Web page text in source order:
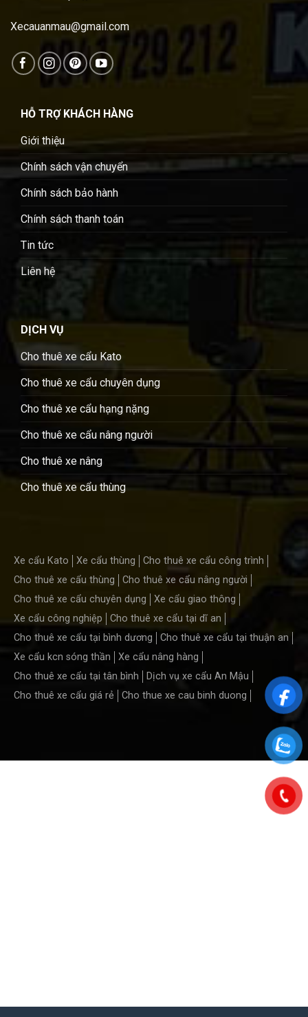
Xecauanmau@gmail.com
HỖ TRỢ KHÁCH HÀNG
Giới thiệu
Chính sách vận chuyển
Chính sách bảo hành
Chính sách thanh toán
Tin tức
Liên hệ
DỊCH VỤ
Cho thuê xe cẩu Kato
Cho thuê xe cẩu chuyên dụng
Cho thuê xe cẩu hạng nặng
Cho thuê xe cẩu nâng người
Cho thuê xe nâng
Cho thuê xe cẩu thùng
Xe cẩu Kato Xe cẩu thùng
Cho thuê xe cẩu công trình
Cho thuê xe cẩu thùng
Cho thuê xe cẩu nâng người
Cho thuê xe cẩu chuyên dụng
Xe cẩu giao thông
Xe cẩu công nghiệp
Cho thuê xe cẩu tại dĩ an
Cho thuê xe cẩu tại bình dương
Cho thuê xe cẩu tại thuận an
Xe cẩu kcn sóng thần
Xe cẩu nâng hàng
Cho thuê xe cẩu tại tân bình
Dịch vụ xe cẩu An Mậu
Cho thuê xe cẩu giá rẻ
Cho thue xe cau binh duong